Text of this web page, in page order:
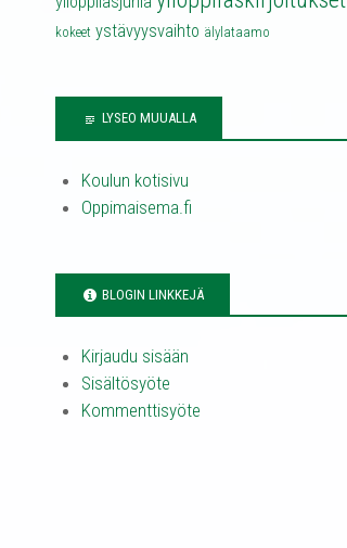
kokeet ystävyysvaihto älylataamo
LYSEO MUUALLA
Koulun kotisivu
Oppimaisema.fi
BLOGIN LINKKEJÄ
Kirjaudu sisään
Sisältösyöte
Kommenttisyöte